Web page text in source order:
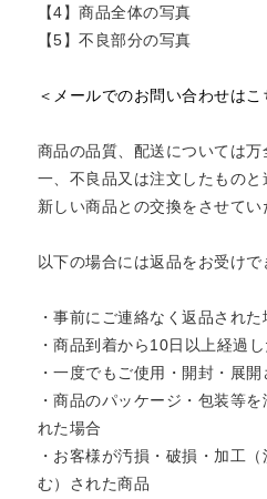
【4】商品全体の写真
【5】不良部分の写真
＜メールでのお問い合わせはこ
商品の品質、配送については
一、不良品又は注文したものと
新しい商品との交換をさせてい
以下の場合には返品をお受けで
・事前にご連絡なく返品された
・商品到着から10日以上経過
・一度でもご使用・開封・展
・商品のパッケージ・包装等
れた場合
・お客様が汚損・破損・加工
む）された商品